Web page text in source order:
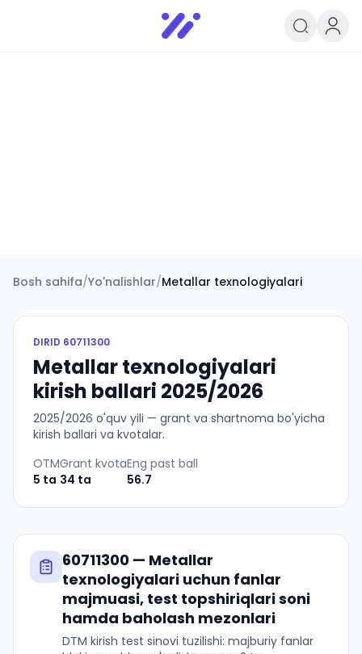
Infoedu
Ta&#039;lim xabarlari va
Bosh sahifa/Yo'nalishlar/Metallar texnologiyalari
DIRID 60711300
Metallar texnologiyalari
kirish ballari 2025/2026
2025/2026 o'quv yili — grant va shartnoma bo'yicha
kirish ballari va kvotalar.
OTM
5 ta
Grant kvota
34 ta
Eng past ball
56.7
60711300 — Metallar
texnologiyalari uchun fanlar
majmuasi, test topshiriqlari soni
hamda baholash mezonlari
DTM kirish test sinovi tuzilishi: majburiy fanlar